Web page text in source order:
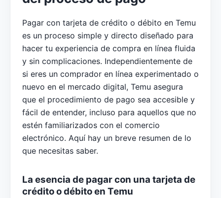
Pagar con tarjeta de crédito o débito en Temu
es un proceso simple y directo diseñado para
hacer tu experiencia de compra en línea fluida
y sin complicaciones. Independientemente de
si eres un comprador en línea experimentado o
nuevo en el mercado digital, Temu asegura
que el procedimiento de pago sea accesible y
fácil de entender, incluso para aquellos que no
estén familiarizados con el comercio
electrónico. Aquí hay un breve resumen de lo
que necesitas saber.
La esencia de pagar con una tarjeta de
crédito o débito en Temu